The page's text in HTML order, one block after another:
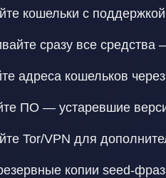
кошельки с
сразу все средства
адреса кошельков через
ПО — устаревшие
Tor/VPN для
копии seed-